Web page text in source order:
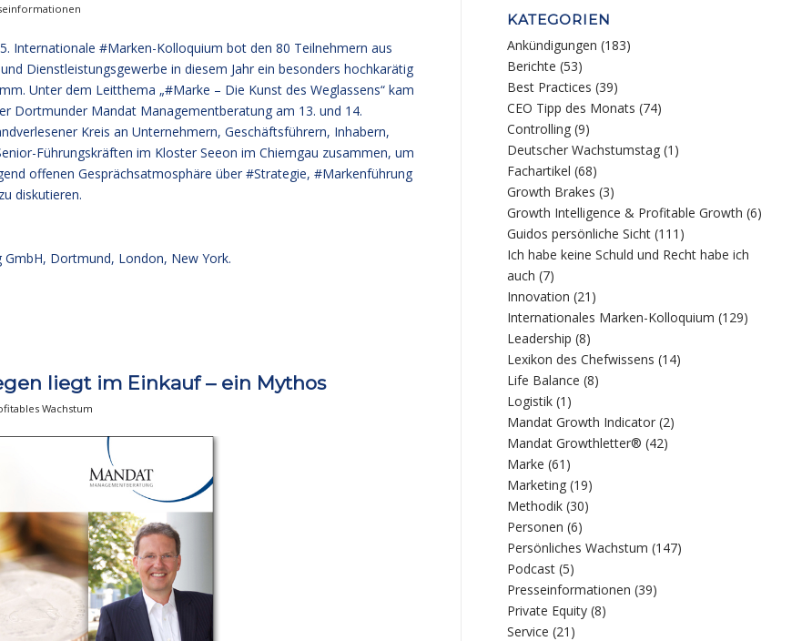
Internationale #Marken-Kolloquium bot den 80 Teilnehmern aus
Dienstleistungsgewerbe in diesem Jahr ein besonders hochkarätig
Unter dem Leitthema „#Marke – Die Kunst des Weglassens“ kam
Dortmunder Mandat Managementberatung am 13. und 14.
Kreis an Unternehmern, Geschäftsführern, Inhabern,
Führungskräften im Kloster Seeon im Chiemgau zusammen, um
offenen Gesprächsatmosphäre über #Strategie, #Markenführung
diskutieren.
Dortmund, London, New York.
liegt im Einkauf – ein Mythos
Wachstum
KATEGORIEN
Ankündigungen (183)
Berichte (53)
Best Practices (39)
CEO Tipp des Monats (74)
Controlling (9)
Deutscher Wachstumstag (1)
Fachartikel (68)
Growth Brakes (3)
Growth Intelligence & Profitable Growth (6)
Guidos persönliche Sicht (111)
Ich habe keine Schuld und Recht habe ich
auch (7)
Innovation (21)
Internationales Marken-Kolloquium (129)
Leadership (8)
Lexikon des Chefwissens (14)
Life Balance (8)
Logistik (1)
Mandat Growth Indicator (2)
Mandat Growthletter® (42)
Marke (61)
Marketing (19)
Methodik (30)
Personen (6)
Persönliches Wachstum (147)
Podcast (5)
Presseinformationen (39)
Private Equity (8)
Service (21)